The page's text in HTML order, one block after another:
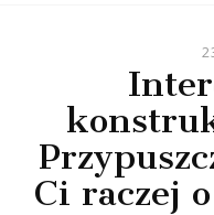
Ci raczej